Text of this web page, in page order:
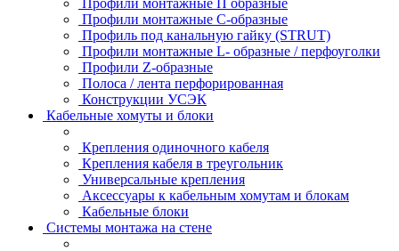
Профили монтажные П образные
Профили монтажные C-образные
Профиль под канальную гайку (STRUT)
Профили монтажные L- образные / перфоуголки
Профили Z-образные
Полоса / лента перфорированная
Конструкции УСЭК
Кабельные хомуты и блоки
Крепления одиночного кабеля
Крепления кабеля в треугольник
Универсальные крепления
Аксессуары к кабельным хомутам и блокам
Кабельные блоки
Системы монтажа на стене